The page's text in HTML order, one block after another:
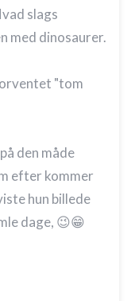
slags
med dinosaurer.
"tom
den måde
efter kommer
hun billede
dage, 😉😁